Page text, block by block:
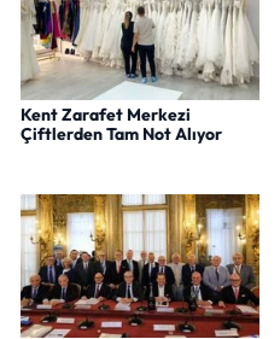
Kent Zarafet Merkezi
Çiftlerden Tam Not Alıyor